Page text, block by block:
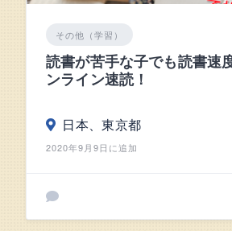
その他（学習）
読書が苦手な子でも読書速
ンライン速読！
日本、東京都
2020年9月9日に追加